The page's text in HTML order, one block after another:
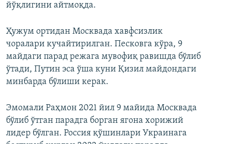
йўқлигини айтмоқда.
Ҳужум ортидан Москвада хавфсизлик
чоралари кучайтирилган. Песковга кўра, 9
майдаги парад режага мувофиқ равишда бўлиб
ўтади, Путин эса ўша куни Қизил майдондаги
минбарда бўлиши керак.
Эмомали Раҳмон 2021 йил 9 майида Москвада
бўлиб ўтган парадга борган ягона хорижий
лидер бўлган. Россия қўшинлари Украинага